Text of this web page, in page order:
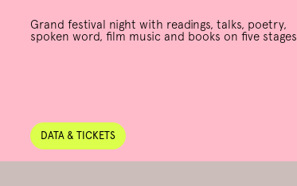
Grand festival night with readings, talks, poetry,
spoken word, film music and books on five stages
DATA & TICKETS